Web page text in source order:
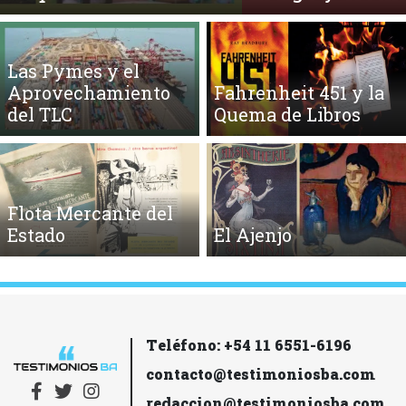
Las Pymes y el
Aprovechamiento
del TLC
Fahrenheit 451 y la
Quema de Libros
Flota Mercante del
Estado
El Ajenjo
Teléfono: +54 11 6551-6196
contacto@testimoniosba.com